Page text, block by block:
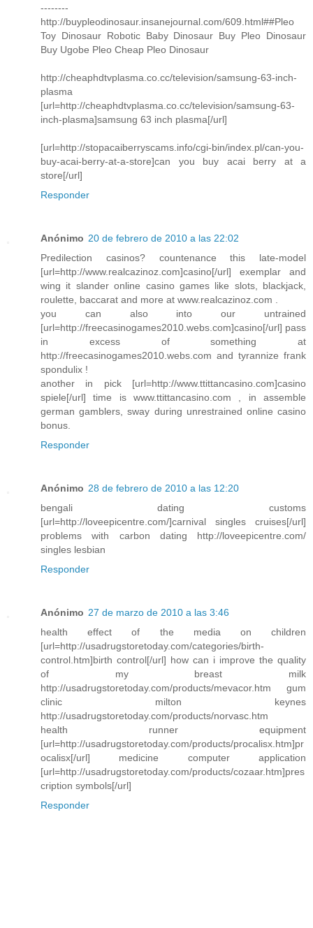
--------
http://buypleodinosaur.insanejournal.com/609.html##Pleo
Toy Dinosaur Robotic Baby Dinosaur Buy Pleo Dinosaur
Buy Ugobe Pleo Cheap Pleo Dinosaur
http://cheaphdtvplasma.co.cc/television/samsung-63-inch-
plasma
[url=http://cheaphdtvplasma.co.cc/television/samsung-63-
inch-plasma]samsung 63 inch plasma[/url]
[url=http://stopacaiberryscams.info/cgi-bin/index.pl/can-you-
buy-acai-berry-at-a-store]can you buy acai berry at a
store[/url]
Responder
Anónimo 20 de febrero de 2010 a las 22:02
Predilection casinos? countenance this late-model
[url=http://www.realcazinoz.com]casino[/url] exemplar and
wing it slander online casino games like slots, blackjack,
roulette, baccarat and more at www.realcazinoz.com .
you can also into our untrained
[url=http://freecasinogames2010.webs.com]casino[/url] pass
in excess of something at
http://freecasinogames2010.webs.com and tyrannize frank
spondulix !
another in pick [url=http://www.ttittancasino.com]casino
spiele[/url] time is www.ttittancasino.com , in assemble
german gamblers, sway during unrestrained online casino
bonus.
Responder
Anónimo 28 de febrero de 2010 a las 12:20
bengali dating customs
[url=http://loveepicentre.com/]carnival singles cruises[/url]
problems with carbon dating http://loveepicentre.com/
singles lesbian
Responder
Anónimo 27 de marzo de 2010 a las 3:46
health effect of the media on children
[url=http://usadrugstoretoday.com/categories/birth-
control.htm]birth control[/url] how can i improve the quality
of my breast milk
http://usadrugstoretoday.com/products/mevacor.htm gum
clinic milton keynes
http://usadrugstoretoday.com/products/norvasc.htm
health runner equipment
[url=http://usadrugstoretoday.com/products/procalisx.htm]pr
ocalisx[/url] medicine computer application
[url=http://usadrugstoretoday.com/products/cozaar.htm]pres
cription symbols[/url]
Responder